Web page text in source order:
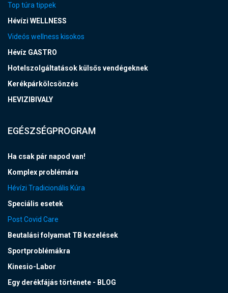
Top túra tippek
Hévízi WELLNESS
Videós wellness kisokos
Hévíz GASTRO
Hotelszolgáltatások külsős vendégeknek
Kerékpárkölcsönzés
HEVIZIBIVALY
EGÉSZSÉGPROGRAM
Ha csak pár napod van!
Komplex problémára
Hévízi Tradicionális Kúra
Speciális esetek
Post Covid Care
Beutalási folyamat TB kezelések
Sportproblémákra
Kinesio-Labor
Egy derékfájás története - BLOG